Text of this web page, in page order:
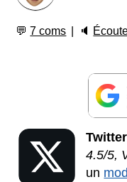
💬7 coms 🔈
Twitter
4.5/5,
un